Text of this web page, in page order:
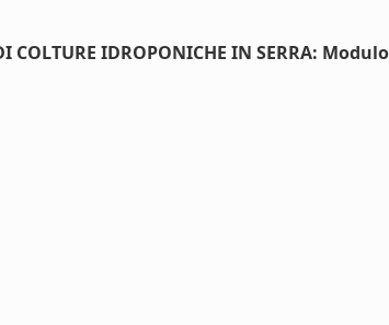
COLTURE IDROPONICHE IN SERRA: